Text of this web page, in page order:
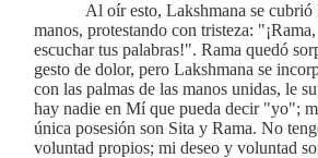
Al oír esto, Lakshmana se cubrió
manos, protestando con tristeza:
escuchar tus palabras!". Rama quedó
gesto de dolor, pero Lakshmana se
con las palmas de las manos unidas, le
hay nadie en Mí que pueda decir "yo";
única posesión son Sita y Rama. No
voluntad propios; mi deseo y voluntad